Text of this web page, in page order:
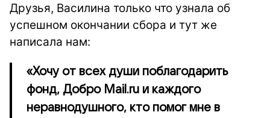
Друзья, Василина только что узнала об
успешном окончании сбора и тут же
написала нам:
«Хочу от всех души поблагодарить
фонд, Добро Mail.ru и каждого
неравнодушного, кто помог мне в